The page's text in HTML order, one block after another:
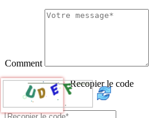
Comment
Recopier le code